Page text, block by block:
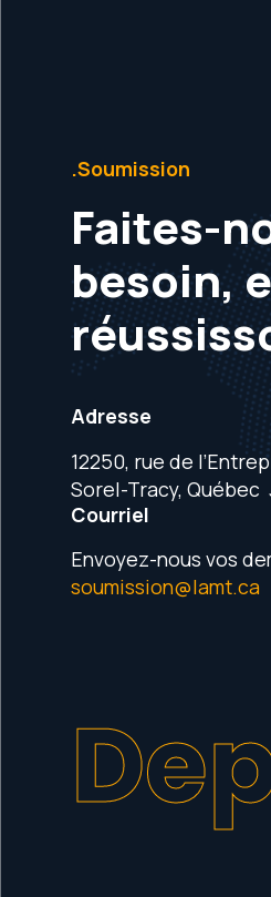
.Soumission
Faites-
besoin,
Adresse
12250, rue de
Sorel-Tracy, Québec
Courriel
Envoyez-nous vos
soumission@lamt.ca